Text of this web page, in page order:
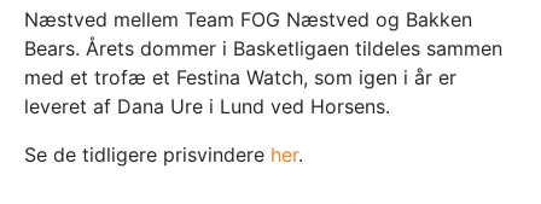
Næstved mellem Team FOG Næstved og Bakken
Bears. Årets dommer i Basketligaen tildeles sammen
med et trofæ et Festina Watch, som igen i år er
leveret af Dana Ure i Lund ved Horsens.
Se de tidligere prisvindere her.